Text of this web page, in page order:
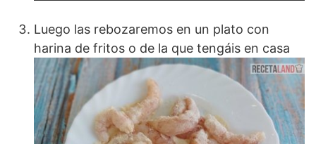
Luego las rebozaremos en un plato con
harina de fritos o de la que tengáis en casa